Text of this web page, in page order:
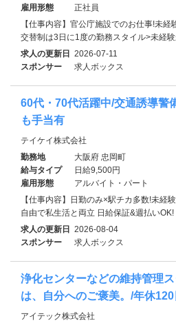
雇用形態
正社員
【仕事内容】官公庁施設でのお仕事!未
交替制は3日に1度の勤務スタイル>未経
求人の更新日 2026-07-11
スポンサー
求人ボックス
60代・70代活躍中/交通誘導警
も手当有
テイケイ株式会社
勤務地
大阪府 忠岡町
給与タイプ
日給9,500円
雇用形態
アルバイト・パート
【仕事内容】日勤のみ×駅チカ多数!未経
自由で私生活と両立 日給保証&週払いOK!
求人の更新日 2026-08-04
スポンサー
求人ボックス
浄化センターなどの維持管理
は、自分へのご褒美。/年休
アイテック株式会社